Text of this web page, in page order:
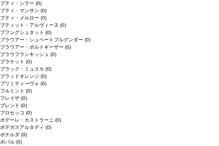
プティ・シラー (0)
プティ・マンサン (0)
プティ・メルロー (0)
プティット・アルヴィーヌ (0)
プフングシュタット (0)
ブラウアー・シュペートブルグンダー (0)
ブラウアー・ポルトギーザー (0)
ブラウフランキッシュ (0)
ブラケット (0)
ブラック・ミュスカ (0)
ブラッドオレンジ (0)
プリミティーヴォ (0)
フルミント (0)
フレイザ (0)
ブレンド (0)
プロセッコ (0)
ポデーレ・カストラーニ (0)
ボデガスアルタディ (0)
ボナルダ (0)
ボバル (0)